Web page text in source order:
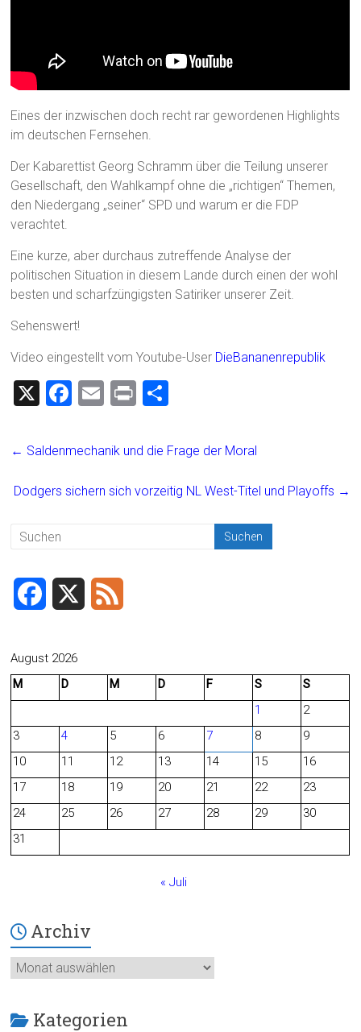
Eines der inzwischen doch recht rar gewordenen Highlights
im deutschen Fernsehen.
Der Kabarettist Georg Schramm über die Teilung unserer
Gesellschaft, den Wahlkampf ohne die „richtigen“ Themen,
den Niedergang „seiner“ SPD und warum er die FDP
verachtet.
Eine kurze, aber durchaus zutreffende Analyse der
politischen Situation in diesem Lande durch einen der wohl
besten und scharfzüngigsten Satiriker unserer Zeit.
Sehenswert!
Video eingestellt vom Youtube-User DieBananenrepublik
X
F
ce
o
E
ai
Pr
t
e
← Saldenmechanik und die Frage der Moral
Dodgers sichern sich vorzeitig NL West-Titel und Playoffs →
c
b
o
August 2026
M
D M D F S
S
1
2
3
4 5 6 7 8
9
10
11 12 13 14 15
16
17
18 19 20 21 22
23
24
25 26 27 28 29
30
31
« Juli
Archiv
Archiv
Kategorien